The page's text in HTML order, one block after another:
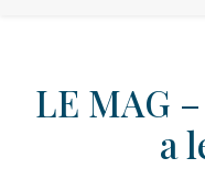
LE MAG
a